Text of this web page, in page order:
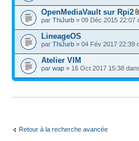
OpenMediaVault sur Rpi2
par ThiJurb » 09 Déc 2015 22:07
LineageOS
par ThiJurb » 04 Fév 2017 22:39
Atelier VIM
par wap » 16 Oct 2017 15:38 dans
Retour à la recherche avancée